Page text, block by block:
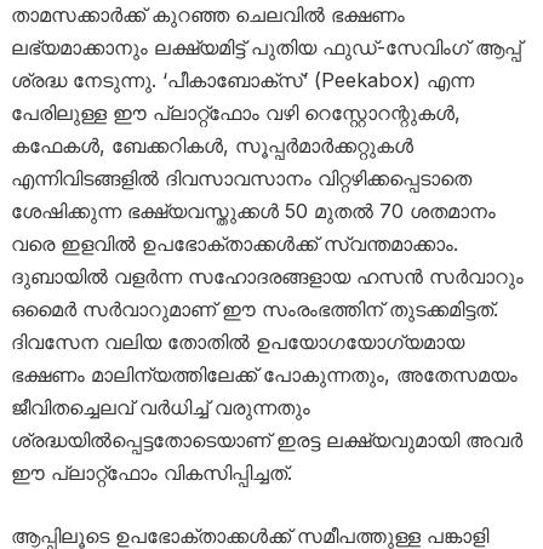
താമസക്കാർക്ക് കുറഞ്ഞ ചെലവിൽ ഭക്ഷണം
ലഭ്യമാക്കാനും ലക്ഷ്യമിട്ട് പുതിയ ഫുഡ്-സേവിംഗ് ആപ്പ്
ശ്രദ്ധ നേടുന്നു. ‘പീകാബോക്സ്’ (Peekabox) എന്ന
പേരിലുള്ള ഈ പ്ലാറ്റ്‌ഫോം വഴി റെസ്റ്റോറന്റുകൾ,
കഫേകൾ, ബേക്കറികൾ, സൂപ്പർമാർക്കറ്റുകൾ
എന്നിവിടങ്ങളിൽ ദിവസാവസാനം വിറ്റഴിക്കപ്പെടാതെ
ശേഷിക്കുന്ന ഭക്ഷ്യവസ്തുക്കൾ 50 മുതൽ 70 ശതമാനം
വരെ ഇളവിൽ ഉപഭോക്താക്കൾക്ക് സ്വന്തമാക്കാം.
ദുബായിൽ വളർന്ന സഹോദരങ്ങളായ ഹസൻ സർവാറും
ഒമൈർ സർവാറുമാണ് ഈ സംരംഭത്തിന് തുടക്കമിട്ടത്.
ദിവസേന വലിയ തോതിൽ ഉപയോഗയോഗ്യമായ
ഭക്ഷണം മാലിന്യത്തിലേക്ക് പോകുന്നതും, അതേസമയം
ജീവിതച്ചെലവ് വർധിച്ച് വരുന്നതും
ശ്രദ്ധയിൽപ്പെട്ടതോടെയാണ് ഇരട്ട ലക്ഷ്യവുമായി അവർ
ഈ പ്ലാറ്റ്‌ഫോം വികസിപ്പിച്ചത്.
ആപ്പിലൂടെ ഉപഭോക്താക്കൾക്ക് സമീപത്തുള്ള പങ്കാളി